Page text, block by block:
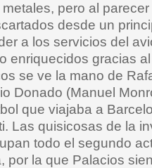
pero al
desde un
a los servicios del
enriquecidos gracias
se ve la mano de
Donado (Manuel
que viajaba a
Las quisicosas de la
todo el segundo
por la que Palacios